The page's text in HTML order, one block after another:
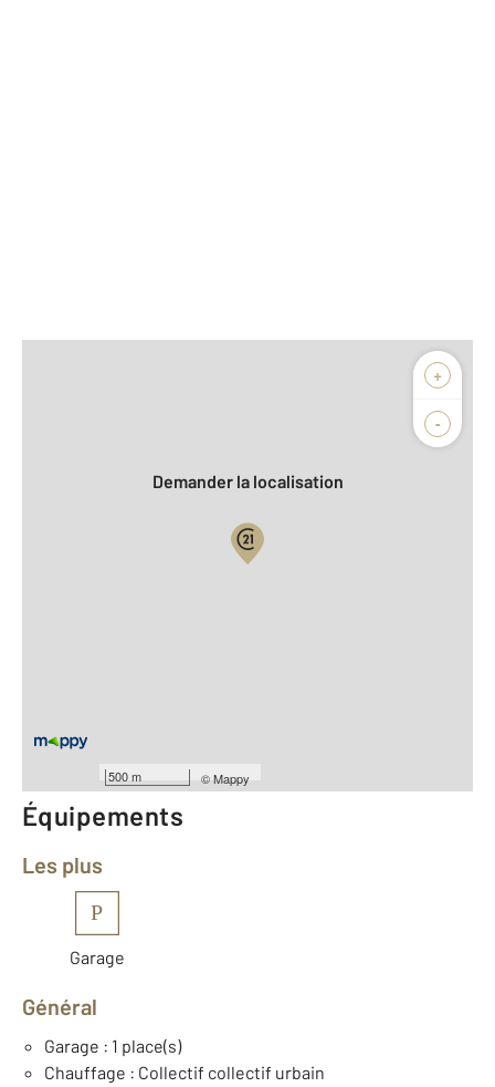
+
-
500 m ©Mappy
Biens vendus
Demander la localisation
Année construction : 2016
Équipements
Les plus
P
Garage
Général
Garage : 1 place(s)
Chauffage : Collectif collectif urbain